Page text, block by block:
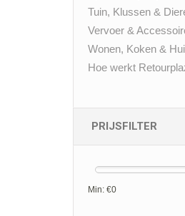
Tuin, Klussen &
Vervoer &
Wonen, Koken &
Hoe werkt
PRIJSFILTER
Min: €0